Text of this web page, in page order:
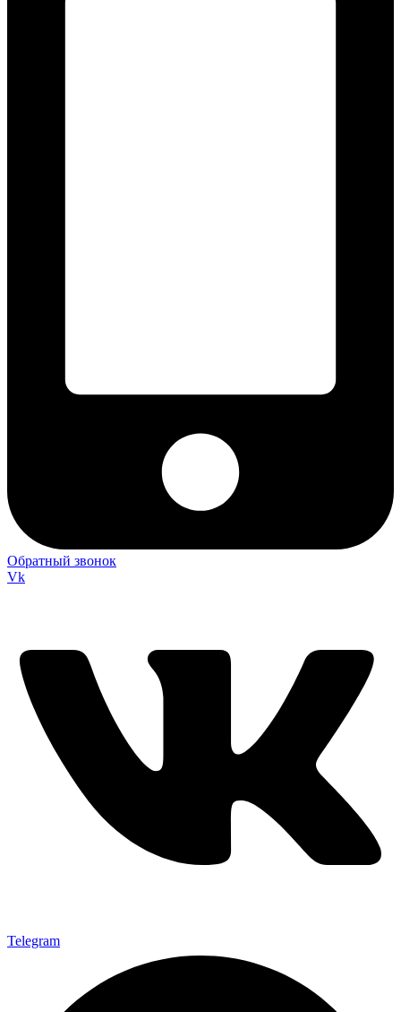
Обратный звонок
Vk
Telegram